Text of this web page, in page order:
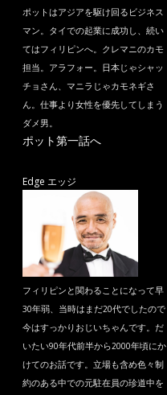
ポットはアジアを駆け回るビジネス
マン。タイでの起業に成功し、続い
てはフィリピンへ。クレマニのカモ
担当。アラフォー。日本じゃシャッ
チョさん、マニラじゃカモネギさ
ん。仕事より女性を優先してしまう
ダメ男。
ポット第一話へ
Edge エッジ
フィリピンと関わることになって早
30年弱、当時はまだ20代でしたので
今はすっかりおじいちゃんです。だ
いたい90年代前半から2000年頃にか
けてのお話です。立場も含め色々制
約のある中での元駐在員の珍道中を